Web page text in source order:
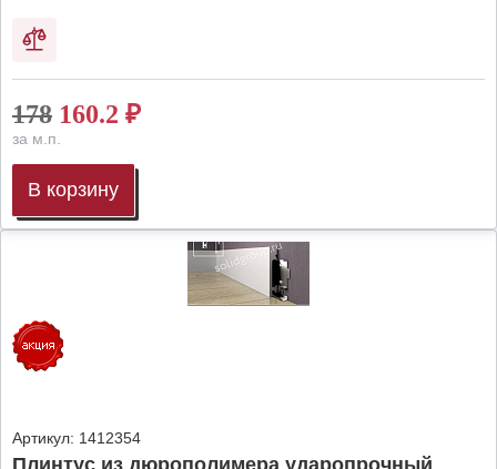
178 160.2 ₽
за м.п.
В корзину
Артикул: 1412354
Плинтус из дюрополимера ударопрочный